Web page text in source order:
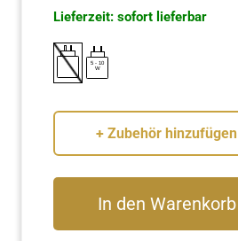
Lieferzeit: sofort lieferbar
5 -10
W
+ Zubehör hinzufügen
SET:
In den Warenkorb